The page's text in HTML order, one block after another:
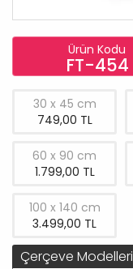
Ürün Kodu
FT-454
30 x 45 cm
749,00 TL
60 x 90 cm
1.799,00 TL
100 x 140 cm
3.499,00 TL
Çerçeve Modelleri